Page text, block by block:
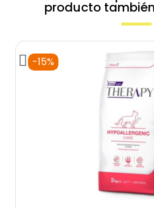
producto
-15%